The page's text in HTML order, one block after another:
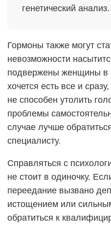
генетический анализ.
Гормоны также могут
невозможности
подвержены женщины в
хочется есть все и
не способен утолить
проблемы
случае лучше
специалисту.
Справляться с
не стоит в одиночку.
переедание вызвано
истощением или
обратиться к